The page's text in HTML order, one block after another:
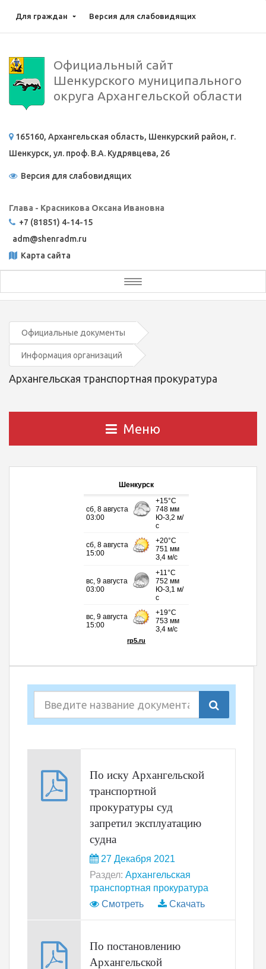
Для граждан Версия для слабовидящих
Официальный сайт
Шенкурского муниципального
округа Архангельской области
165160, Архангельская область, Шенкурский район, г.
Шенкурск, ул. проф. В.А. Кудрявцева, 26
Версия для слабовидящих
Глава - Красникова Оксана Ивановна
+7 (81851) 4-14-15
adm@shenradm.ru
Карта сайта
Toggle
navigation
Официальные документы
Информация организаций
Архангельская транспортная прокуратура
Меню
Шенкурск
По иску Архангельской
транспортной
прокуратуры суд
запретил эксплуатацию
судна
27 Декабря 2021
Раздел: Архангельская
транспортная прокуратура
Смотреть
Скачать
По постановлению
Архангельской